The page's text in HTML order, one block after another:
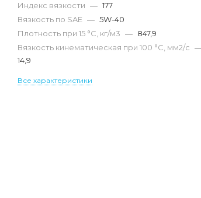
Индекс вязкости — 177
Вязкость по SAE — 5W-40
Плотность при 15 °С, кг/м3 — 847,9
Вязкость кинематическая при 100 °С, мм2/с
14,9
Все характеристики